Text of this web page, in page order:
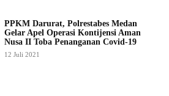
PPKM Darurat, Polrestabes Medan
Gelar Apel Operasi Kontijensi Aman
Nusa II Toba Penanganan Covid-19
12 Juli 2021